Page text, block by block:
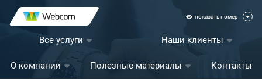
показать номер
Все услуги Наши клиенты
О компании Полезные материалы Контакты